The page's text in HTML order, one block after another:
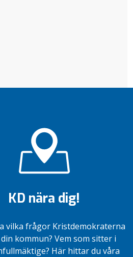
KD nära dig!
vilka frågor Kristdemokraterna
kommun? Vem som sitter i
Här hittar du våra